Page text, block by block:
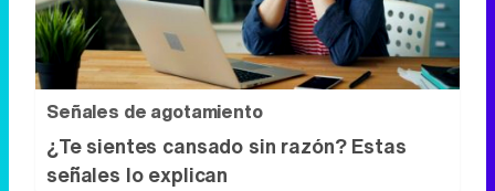
Señales de agotamiento
¿Te sientes cansado sin razón? Estas
señales lo explican